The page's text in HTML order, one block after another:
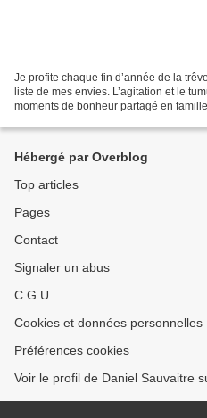
Je profite chaque fin d’année de la
liste de mes envies. L’agitation et le
moments de bonheur partagé en
Hébergé par Overblog
Top articles
Pages
Contact
Signaler un abus
C.G.U.
Cookies et données personnelles
Préférences cookies
Voir le profil de Daniel Sauvaitre